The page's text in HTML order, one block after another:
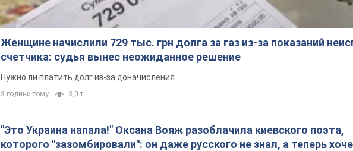
Женщине начислили 729 тыс. грн долга за газ из-за показаний
счетчика: судья вынес неожиданное решение
Нужно ли платить долг из-за доначисления
3 години тому 3,0 т.
"Это Украина напала!" Оксана Вояж разоблачила киевского поэта,
которого "зазомбировали": он даже русского не знал, а теперь